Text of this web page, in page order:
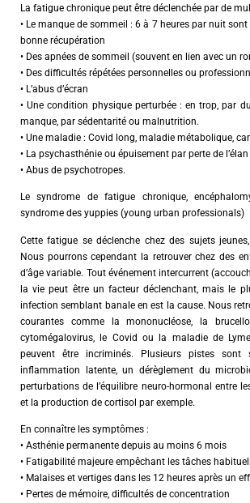
La fatigue chronique peut être déclenchée par de
• Le manque de sommeil : 6 à 7 heures par nuit
bonne récupération
• Des apnées de sommeil (souvent en lien avec un
• Des difficultés répétées personnelles ou
• L’abus d’écran
• Une condition physique perturbée : en trop, par
manque, par sédentarité ou malnutrition.
• Une maladie : Covid long, maladie métabolique,
• La psychasthénie ou épuisement par perte de
• Abus de psychotropes.
Le syndrome de fatigue chronique,
syndrome des yuppies (young urban professionals)
Cette fatigue se déclenche chez des sujets
Nous pourrons cependant la retrouver chez des
d’âge variable. Tout événement intercurrent
la vie peut être un facteur déclenchant, mais le
infection semblant banale en est la cause. Nous
courantes comme la mononucléose, la
cytomégalovirus, le Covid ou la maladie de
peuvent être incriminés. Plusieurs pistes sont
inflammation latente, un dérèglement du
perturbations de l’équilibre neuro-hormonal entre
et la production de cortisol par exemple.
En connaître les symptômes :
• Asthénie permanente depuis au moins 6 mois
• Fatigabilité majeure empêchant les tâches
• Malaises et vertiges dans les 12 heures après un
• Pertes de mémoire, difficultés de concentration